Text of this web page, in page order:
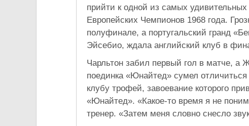
прийти к одной из самых
Европейских Чемпионов 1968 года.
полуфинале, а португальский гранд
Эйсебио, ждала английский клуб в
Чарльтон забил первый гол в матче, а
поединка «Юнайтед» сумел
клубу трофей, завоевание которого
«Юнайтед». «Какое-то время я не
тренер. «Затем меня словно снесло